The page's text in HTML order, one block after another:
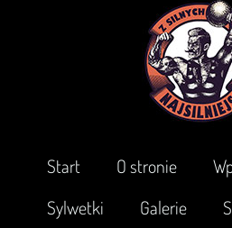
Start O stronie
Sylwetki
Galerie